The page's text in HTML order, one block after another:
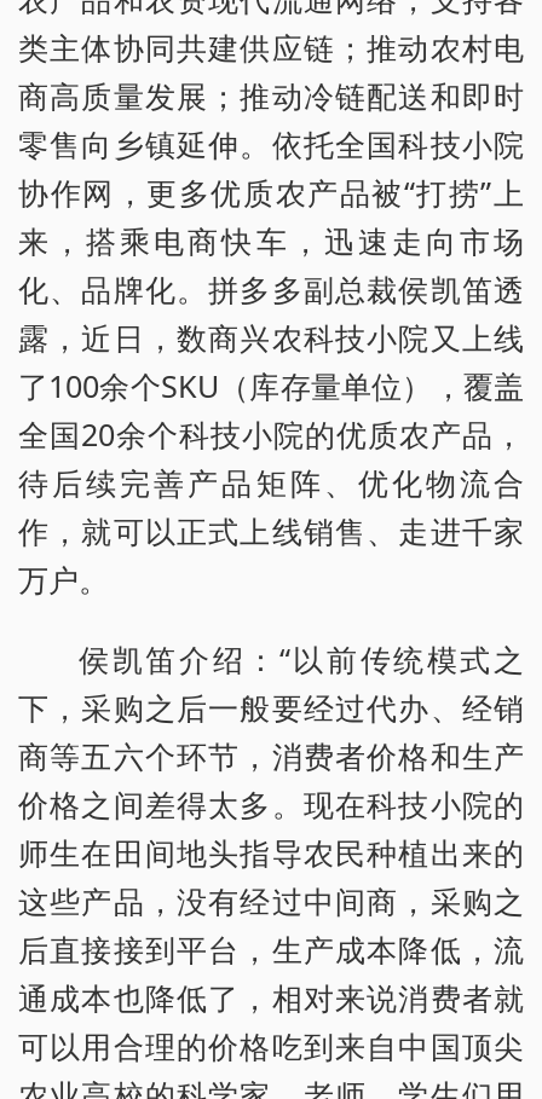
类主体协同共建供应链；推动农村电
商高质量发展；推动冷链配送和即时
零售向乡镇延伸。依托全国科技小院
协作网，更多优质农产品被“打捞”上
来，搭乘电商快车，迅速走向市场
化、品牌化。拼多多副总裁侯凯笛透
露，近日，数商兴农科技小院又上线
了100余个SKU（库存量单位），覆盖
全国20余个科技小院的优质农产品，
待后续完善产品矩阵、优化物流合
作，就可以正式上线销售、走进千家
万户。
侯凯笛介绍：“以前传统模式之
下，采购之后一般要经过代办、经销
商等五六个环节，消费者价格和生产
价格之间差得太多。现在科技小院的
师生在田间地头指导农民种植出来的
这些产品，没有经过中间商，采购之
后直接接到平台，生产成本降低，流
通成本也降低了，相对来说消费者就
可以用合理的价格吃到来自中国顶尖